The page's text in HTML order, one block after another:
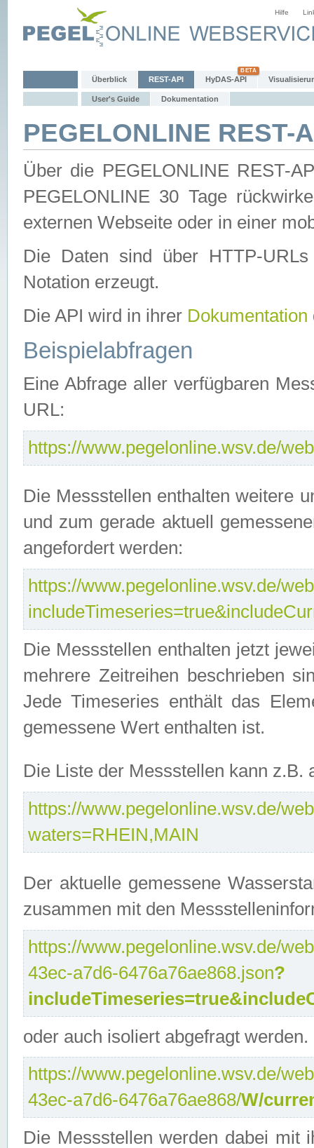
Hilfe
Überblick REST-API HyDAS-API
User's Guide Dokumentation
PEGELONLINE REST-
Über die PEGELONLINE REST-
PEGELONLINE 30 Tage
externen Webseite oder in einer
Die Daten sind über HTTP-
Notation erzeugt.
Die API wird in ihrer Dokumentation
Beispielabfragen
Eine Abfrage aller verfügbaren
URL:
https://www.pegelonline.wsv.de/
Die Messstellen enthalten weitere
und zum gerade aktuell
angefordert werden:
https://www.pegelonline.wsv.de/
Die Messstellen enthalten jetzt
mehrere Zeitreihen beschrieben
Jede Timeseries enthält das
gemessene Wert enthalten ist.
Die Liste der Messstellen kann
https://www.pegelonline.wsv.de/
waters=RHEIN,MAIN
Der aktuelle gemessene
zusammen mit den
https://www.pegelonline.wsv.de/
43ec-a7d6-6476a76ae868.json?
oder auch isoliert abgefragt werden.
https://www.pegelonline.wsv.de/
43ec-a7d6-6476a76ae868/W/
Die Messstellen werden dabei mit